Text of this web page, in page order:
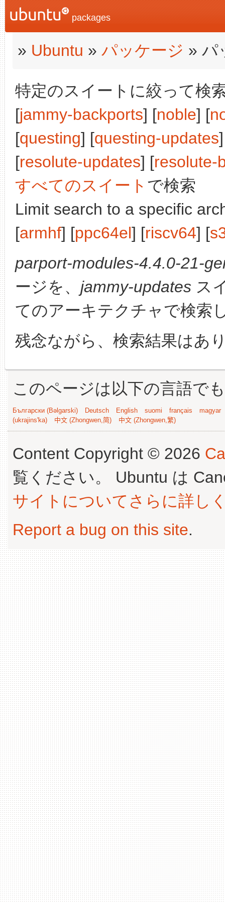
packages
» Ubuntu » パッケージ » パ
特定のスイートに絞って検
[jammy-backports] [noble] [
[questing] [questing-updates
[resolute-updates] [resolute-
すべてのスイート で検索
Limit search to a specific
[armhf] [ppc64el] [riscv64] [
parport-modules-4.4.0-21-
ージを、 jammy-updates ス
てのアーキテクチャで検索
残念ながら、検索結果はあ
このページは以下の言語で
Български (Bəlgarski) Deutsch English suomi français
magyar
(ukrajins'ka)
中文 (Zhongwen,简) 中文 (Zhongwen,繁)
Content Copyright © 2026
覧ください。 Ubuntu は
サイトについてさらに詳し
Report a bug on this site.